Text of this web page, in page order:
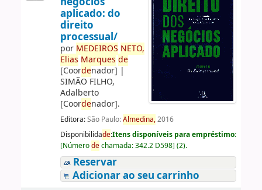
aplicado: do
direito
processual/
por MEDEIROS NETO,
Elias Marques de
[Coordenador] |
SIMÃO FILHO,
Adalberto
[Coordenador].
Editora:São Paulo:Almedina,2016
Disponibilidade:Itens disponíveis para empréstimo:
[Númerodechamada:342.2 D598] (2).
Reservar
Adicionar ao seu carrinho